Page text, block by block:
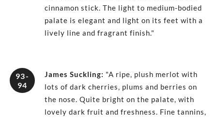
cinnamon stick. The light to medium-bodied
palate is elegant and light on its feet with a
lively line and fragrant finish."
93-
94
James Suckling: "A ripe, plush merlot with
lots of dark cherries, plums and berries on
the nose. Quite bright on the palate, with
lovely dark fruit and freshness. Fine tannins,